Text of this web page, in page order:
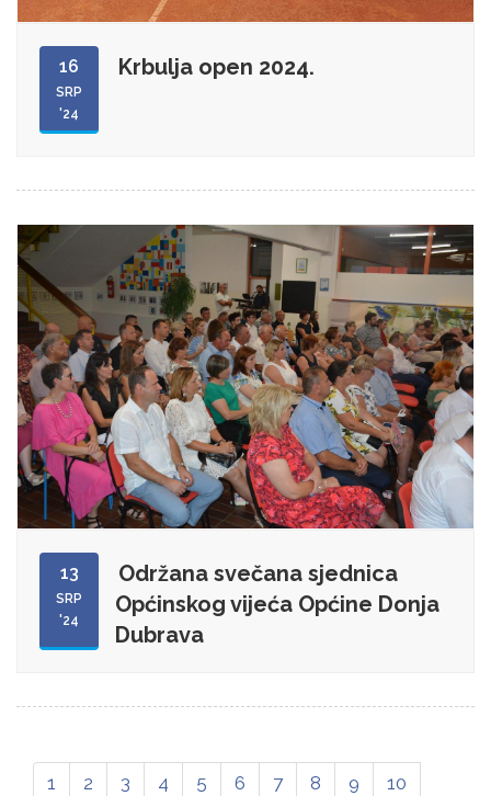
16
SRP
'24
Krbulja open 2024.
13
SRP
'24
Održana svečana sjednica
Općinskog vijeća Općine Donja
Dubrava
1 2 3 4 5 6 7 8 9
10